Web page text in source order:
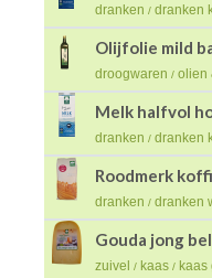
dranken / dranken
Olijfolie mild
droogwaren / olien
Melk halfvol
dranken / dranken
Roodmerk
dranken / dranken
Gouda jong
zuivel / kaas / kaas